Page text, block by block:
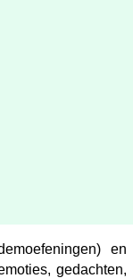
en
gedachten,